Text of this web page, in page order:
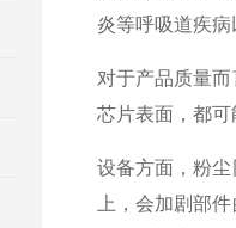
炎等呼吸道疾
对于产品质量
芯片表面，都
设备方面，粉
上，会加剧部